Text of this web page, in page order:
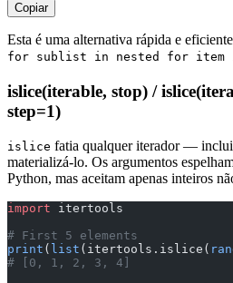
Copiar
Esta é uma alternativa rápida e
for sublist in nested for item
islice(iterable, stop) /
step=1)
islice fatia qualquer iterador —
materializá-lo. Os argumentos
Python, mas aceitam apenas inteiros
import itertools
# First 5 elements
print ( list (itertools.islice(
# [0, 1, 2, 3, 4]